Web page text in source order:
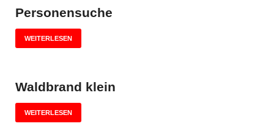
Personensuche
WEITERLESEN
Waldbrand klein
WEITERLESEN